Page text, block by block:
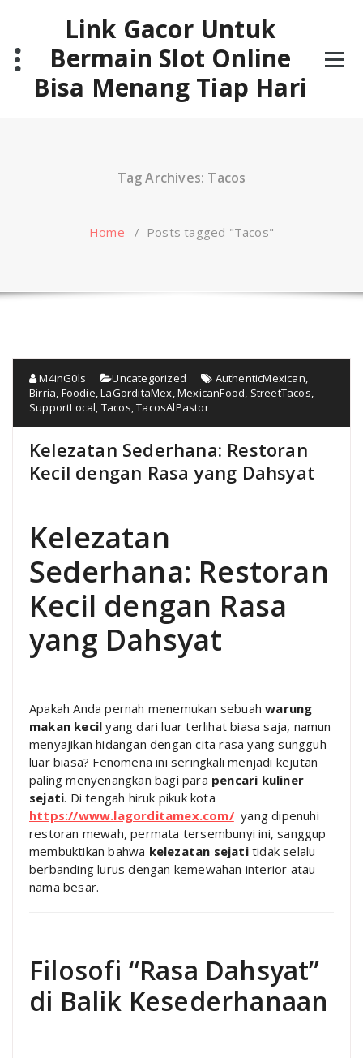
Link Gacor Untuk
Bermain Slot Online
Bisa Menang Tiap Hari
Tag Archives: Tacos
Home / Posts tagged "Tacos"
M4inG0ls Uncategorized AuthenticMexican
Birria Foodie ,LaGorditaMex ,MexicanFood StreetTacos
SupportLocal Tacos ,TacosAlPastor
Kelezatan Sederhana: Restoran
Kecil dengan Rasa yang Dahsyat
Kelezatan
Sederhana: Restoran
Kecil dengan Rasa
yang Dahsyat
Apakah Anda pernah menemukan sebuahwarung
makan kecil yang dari luar terlihat biasa saja, namun
menyajikan hidangan dengan cita rasa yang sungguh
luar biasa? Fenomena ini seringkali menjadi kejutan
paling menyenangkan bagi para pencari kuliner
sejati. Di tengah hiruk pikuk kota
https://www.lagorditamex.com/yang dipenuhi
restoran mewah, permata tersembunyi ini, sanggup
membuktikan bahwa kelezatan sejatitidak selalu
berbanding lurus dengan kemewahan interior atau
nama besar.
Filosofi “Rasa Dahsyat”
di Balik Kesederhanaan